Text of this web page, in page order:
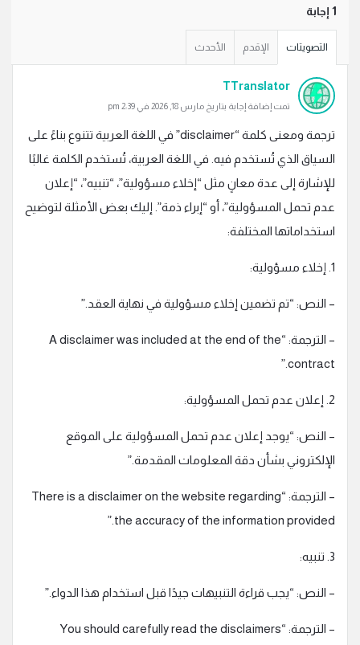
‫1 إجابة
التصويتات الإقدم الأحدث
TTranslator
تمت إضافة إجابة بتاريخ مارس 18, 2026 في 2:39 pm
ترجمة ومعنى كلمة “disclaimer” في اللغة العربية تتنوع بناءً على
السياق الذي تُستخدم فيه. في اللغة العربية، تُستخدم الكلمة غالبًا
للإشارة إلى عدة معانٍ مثل “إخلاء مسؤولية”، “تنبيه”، “إعلان
عدم تحمل المسؤولية”، أو “إبراء ذمة”. إليك بعض الأمثلة لتوضيح
استخداماتها المختلفة:
1. إخلاء مسؤولية:
– النص: “تم تضمين إخلاء مسؤولية في نهاية العقد.”
– الترجمة: “A disclaimer was included at the end of the
contract.”
2. إعلان عدم تحمل المسؤولية:
– النص: “يوجد إعلان عدم تحمل المسؤولية على الموقع
الإلكتروني بشأن دقة المعلومات المقدمة.”
– الترجمة: “There is a disclaimer on the website regarding
the accuracy of the information provided.”
3. تنبيه:
– النص: “يجب قراءة التنبيهات جيدًا قبل استخدام هذا الدواء.”
– الترجمة: “You should carefully read the disclaimers